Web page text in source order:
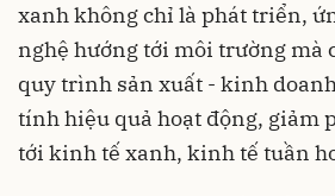
xanh không chỉ là phát triển,
nghệ hướng tới môi trường mà
quy trình sản xuất - kinh
tính hiệu quả hoạt động, giảm
tới kinh tế xanh, kinh tế tuần